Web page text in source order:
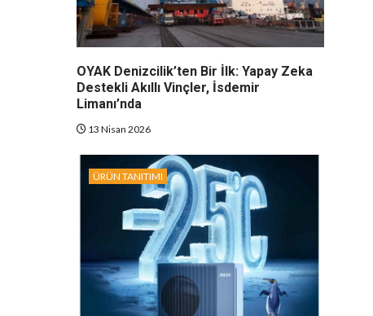
OYAK Denizcilik’ten Bir İlk: Yapay Zeka
Destekli Akıllı Vinçler, İsdemir
Limanı’nda
13 Nisan 2026
ÜRÜN TANITIMI